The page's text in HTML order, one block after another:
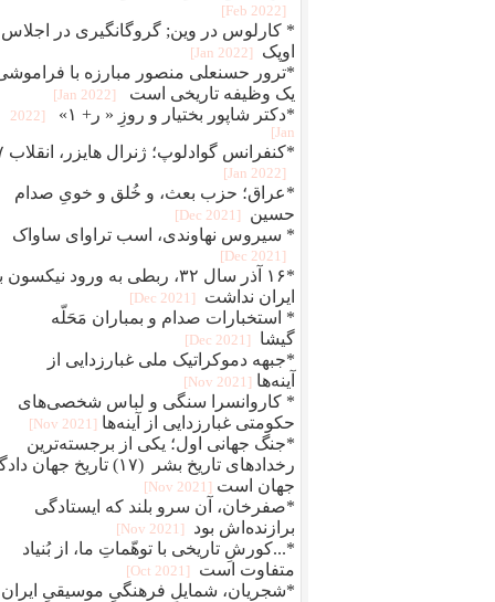
[2022 Feb]
* کارلوس در وین; گروگانگیری در اجلاس
اوپک
[2022 Jan]
*ترور حسنعلی منصور مبارزه با
یک وظیفه تاریخی است
[2022 Jan]
*دکتر شاپور بختیار و روزِ « ر+ ۱»
[2022
Jan]
[2022 Jan]
*عراق؛ حزب بعث، و خُلق‌ و‌ خویِ صدام
حسین
[2021 Dec]
* سیروس نهاوندی، اسب تراوای ساواک
[2021 Dec]
*۱۶ آذر سال ۳۲، ربطی به ورود نیکسون
ایران نداشت
[2021 Dec]
* استخبارات صدام و بمباران مَحَلّه
گیشا
[2021 Dec]
*جبهه دموکراتیک ملی غبارزدایی از
آینه‌ها [2021 Nov]
* کاروانسرا سنگی و لباس شخصی‌های
حکومتی غبارزدایی از آینه‌ها [2021 Nov]
*جنگ جهانی اول؛ یکی از برجسته‌ترین
رخدادهای تاریخ بشر (۱۷) تاریخ جهان
جهان است [2021 Nov]
*صفرخان، آن سرو بلند که ایستادگی
برازنده‌اش بود
[2021 Nov]
*...کورشِ تاریخی با توهّماتِ ما، از بُنیاد
متفاوت است
[2021 Oct]
*شجریان، شمایلِ فرهنگیِ موسیقیِ ایران